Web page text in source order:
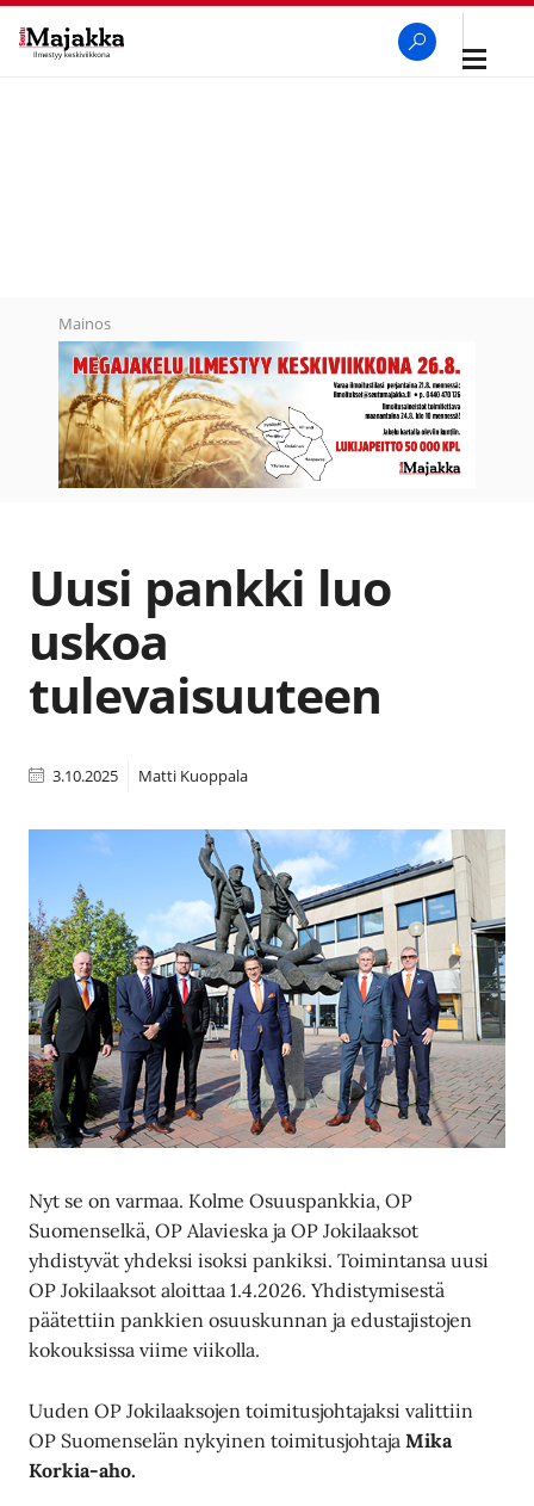
Avaa
Mainos
Uusi pankki luo
uskoa
tulevaisuuteen
3.10.2025 Matti Kuoppala
Nyt se on varmaa. Kolme Osuuspankkia, OP
Suomenselkä, OP Alavieska ja OP Jokilaaksot
yhdistyvät yhdeksi isoksi pankiksi. Toimintansa uusi
OP Jokilaaksot aloittaa 1.4.2026. Yhdistymisestä
päätettiin pankkien osuuskunnan ja edustajistojen
kokouksissa viime viikolla.
Uuden OP Jokilaaksojen toimitusjohtajaksi valittiin
OP Suomenselän nykyinen toimitusjohtajaMika
Korkia-aho.